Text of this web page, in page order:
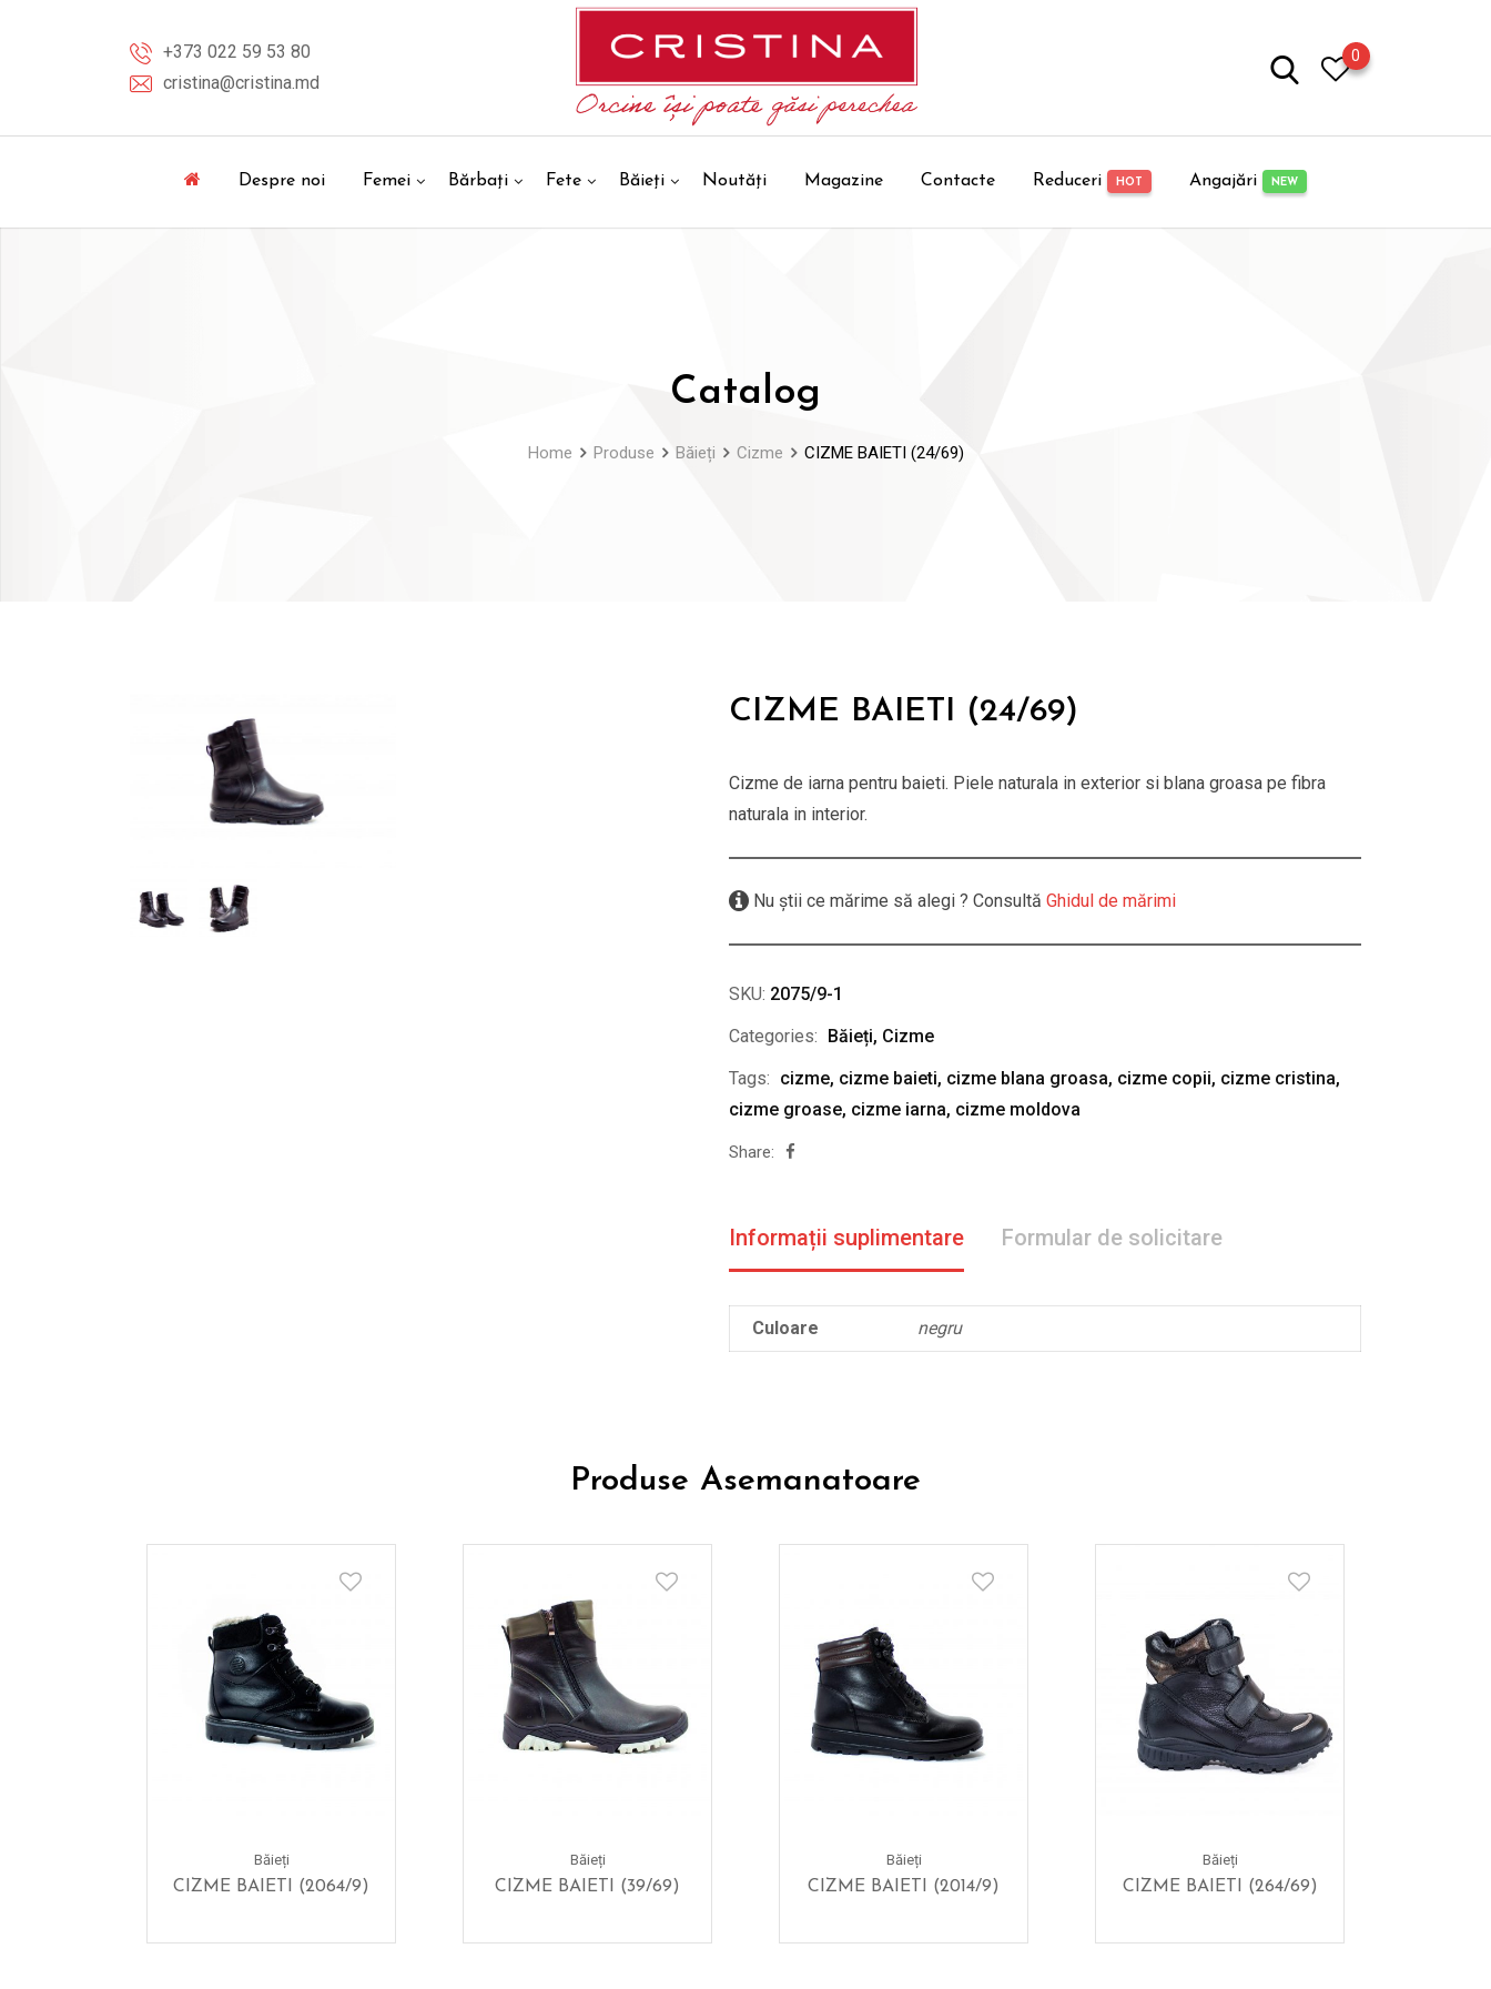
+373 022 59 53 80
cristina@cristina.md
0
Despre noi Femei Bărbați Fete Băieți Noutăți Magazine Contacte Reduceri HOT Angajări NEW
Catalog
Home Produse Băieți Cizme CIZME BAIETI (24/69)
CIZME BAIETI (24/69)
Cizme de iarna pentru baieti. Piele naturala in exterior si blana groasa pe fibra
naturala in interior.
Nu știi ce mărime să alegi ? Consultă Ghidul de mărimi
SKU: 2075/9-1
Categories: Băieți, Cizme
Tags: cizme, cizme baieti, cizme blana groasa, cizme copii, cizme cristina,
cizme groase, cizme iarna, cizme moldova
Share:
Informații suplimentare Formular de solicitare
Culoare negru
Produse Asemanatoare
Băieți
CIZME BAIETI (2064/9)
Băieți
CIZME BAIETI (39/69)
Băieți
CIZME BAIETI (2014/9)
Băieți
CIZME BAIETI (264/69)